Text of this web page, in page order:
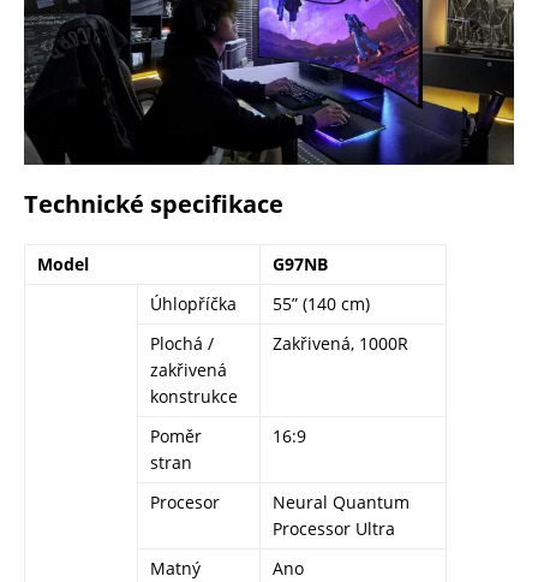
Technické specifikace
Model G97NB
Úhlopříčka
55” (140 cm)
Plochá /
zakřivená
konstrukce
Zakřivená, 1000R
Poměr
stran
16:9
Procesor
Neural Quantum
Processor Ultra
Matný
Ano